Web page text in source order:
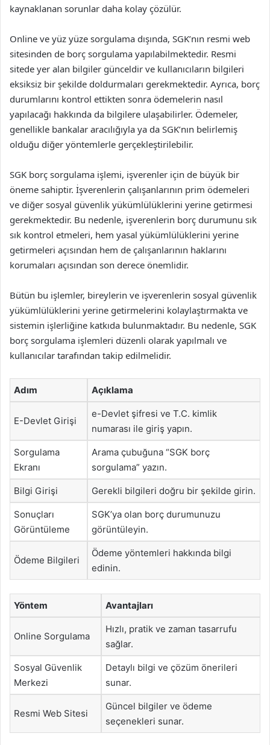
kaynaklanan sorunlar daha kolay çözülür.
Online ve yüz yüze sorgulama dışında, SGK’nın resmi web
sitesinden de borç sorgulama yapılabilmektedir. Resmi
sitede yer alan bilgiler günceldir ve kullanıcıların bilgileri
eksiksiz bir şekilde doldurmaları gerekmektedir. Ayrıca, borç
durumlarını kontrol ettikten sonra ödemelerin nasıl
yapılacağı hakkında da bilgilere ulaşabilirler. Ödemeler,
genellikle bankalar aracılığıyla ya da SGK’nın belirlemiş
olduğu diğer yöntemlerle gerçekleştirilebilir.
SGK borç sorgulama işlemi, işverenler için de büyük bir
öneme sahiptir. İşverenlerin çalışanlarının prim ödemeleri
ve diğer sosyal güvenlik yükümlülüklerini yerine getirmesi
gerekmektedir. Bu nedenle, işverenlerin borç durumunu sık
sık kontrol etmeleri, hem yasal yükümlülüklerini yerine
getirmeleri açısından hem de çalışanlarının haklarını
korumaları açısından son derece önemlidir.
Bütün bu işlemler, bireylerin ve işverenlerin sosyal güvenlik
yükümlülüklerini yerine getirmelerini kolaylaştırmakta ve
sistemin işlerliğine katkıda bulunmaktadır. Bu nedenle, SGK
borç sorgulama işlemleri düzenli olarak yapılmalı ve
kullanıcılar tarafından takip edilmelidir.
Adım Açıklama
E-Devlet Girişi
e-Devlet şifresi ve T.C. kimlik
numarası ile giriş yapın.
Sorgulama
Ekranı
Arama çubuğuna “SGK borç
sorgulama” yazın.
Bilgi Girişi Gerekli bilgileri doğru bir şekilde girin.
Sonuçları
Görüntüleme
SGK’ya olan borç durumunuzu
görüntüleyin.
Ödeme Bilgileri
Ödeme yöntemleri hakkında bilgi
edinin.
Yöntem Avantajları
Online Sorgulama
Hızlı, pratik ve zaman tasarrufu
sağlar.
Sosyal Güvenlik
Merkezi
Detaylı bilgi ve çözüm önerileri
sunar.
Resmi Web Sitesi
Güncel bilgiler ve ödeme
seçenekleri sunar.